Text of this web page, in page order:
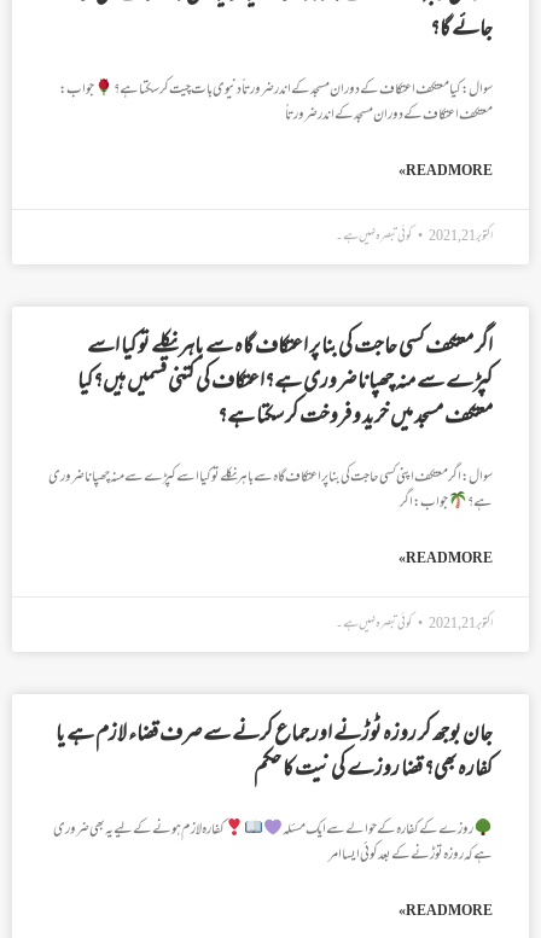
جائے گا؟
سوال: کیا معتکف اعتکاف کے دوران مسجد کے اندر ضرورتاً دنیوی بات چیت کر سکتا ہے؟
جواب:
معتکف اعتکاف کے دوران مسجد کے اندر ضرورتاً
READ MORE »
اکتوبر 21, 2021 کوئی تبصرہ نہیں ہے۔
اگر معتکف کسی حاجت کی بنا پر اعتکاف گاہ سے باہر نکلے تو کیا اسے
کپڑے سے منہ چھپانا ضروری ہے؟اعتکاف کی کتنی قسمیں ہیں؟کیا
معتکف مسجد میں خرید و فروخت کر سکتا ہے؟
سوال: اگر معتکف اپنی کسی حاجت کی بنا پر اعتکاف گاہ سے باہر نکلے تو کیا اسے کپڑے سے منہ چھپانا ضروری
ہے؟
جواب: اگر
READ MORE »
اکتوبر 21, 2021 کوئی تبصرہ نہیں ہے۔
جان بوجھ کر روزہ ٹوڑنے اور جماع کرنے سے صرف قضاء لازم ہے یا
کفارہ بھی؟ قضا روزے کی نیت کا حکم
روزے کے کفارہ کے حوالے سے ایک مسئلہ
کفارہ لازم ہونے کے لیے یہ بھی ضروری
ہے کہ روزہ توڑنے کے بعد کوئی ایسا امر
READ MORE »